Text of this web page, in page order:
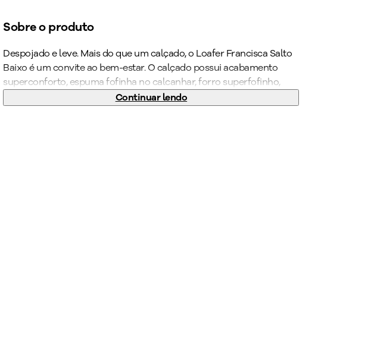
Sobre o produto
Despojado e leve. Mais do que um calçado, o Loafer Francisca Salto
Baixo é um convite ao bem-estar. O calçado possui acabamento
superconforto, espuma fofinha no calcanhar, forro superfofinho,
palmilha anatômica, máxima absorção e solado superaderente
Continuar lendo